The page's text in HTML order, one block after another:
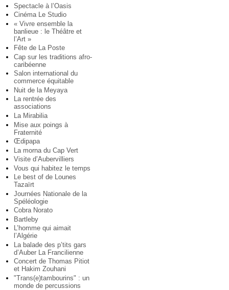
Spectacle à l’Oasis
Cinéma Le Studio
« Vivre ensemble la
banlieue : le Théâtre et
l’Art »
Fête de La Poste
Cap sur les traditions afro-
caribéenne
Salon international du
commerce équitable
Nuit de la Meyaya
La rentrée des
associations
La Mirabilia
Mise aux poings à
Fraternité
Œdipapa
La morna du Cap Vert
Visite d’Aubervilliers
Vous qui habitez le temps
Le best of de Lounes
Tazaïrt
Journées Nationale de la
Spéléologie
Cobra Norato
Bartleby
L’homme qui aimait
l’Algérie
La balade des p’tits gars
d’Auber La Francilienne
Concert de Thomas Pitiot
et Hakim Zouhani
"Trans(e)tambourins" : un
monde de percussions